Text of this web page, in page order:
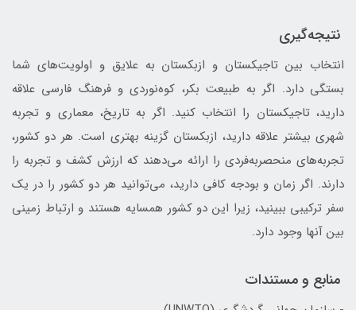
نتیجه‌گیری
انتخاب بین تاجیکستان و ازبکستان به علایق و اولویت‌های شما
بستگی دارد. اگر به طبیعت بکر، کوه‌نوردی و فرهنگ فارسی علاقه
دارید، تاجیکستان را انتخاب کنید. اگر به تاریخ، معماری و تجربه
شهری بیشتر علاقه دارید، ازبکستان گزینه بهتری است. هر دو کشور،
تجربه‌های منحصربه‌فردی را ارائه می‌دهند که ارزش کشف و تجربه را
دارند. اگر زمان و بودجه کافی دارید، می‌توانید هر دو کشور را در یک
سفر ترکیبی ببینید، زیرا این دو کشور همسایه هستند و ارتباط زمینی
بین آنها وجود دارد.
منابع و مستندات